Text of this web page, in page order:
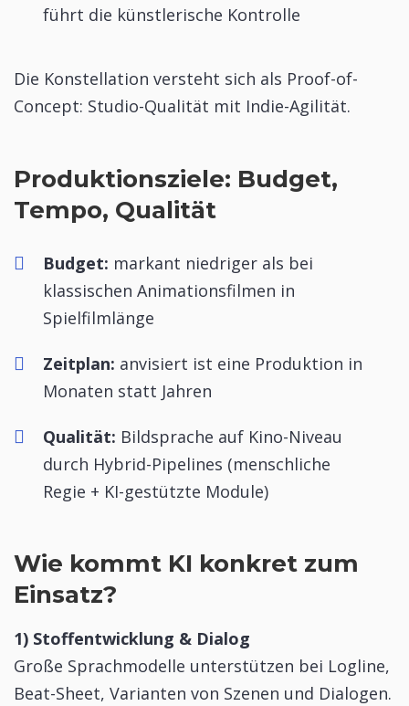
führt die künstlerische Kontrolle
Die Konstellation versteht sich als Proof-of-
Concept: Studio-Qualität mit Indie-Agilität.
Produktionsziele: Budget,
Tempo, Qualität
Budget: markant niedriger als bei
klassischen Animationsfilmen in
Spielfilmlänge
Zeitplan: anvisiert ist eine Produktion in
Monaten statt Jahren
Qualität: Bildsprache auf Kino-Niveau
durch Hybrid-Pipelines (menschliche
Regie + KI-gestützte Module)
Wie kommt KI konkret zum
Einsatz?
1) Stoffentwicklung & Dialog
Große Sprachmodelle unterstützen bei Logline,
Beat-Sheet, Varianten von Szenen und Dialogen.